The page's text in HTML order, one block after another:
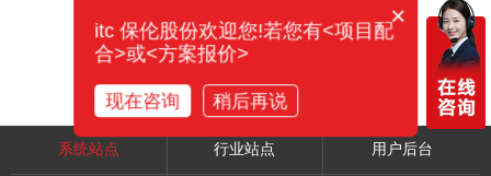
系统站点 行业站点 用户后台
×
itc 保伦股份欢迎您!若您有<项目配
合>或<方案报价>
现在咨询 稍后再说